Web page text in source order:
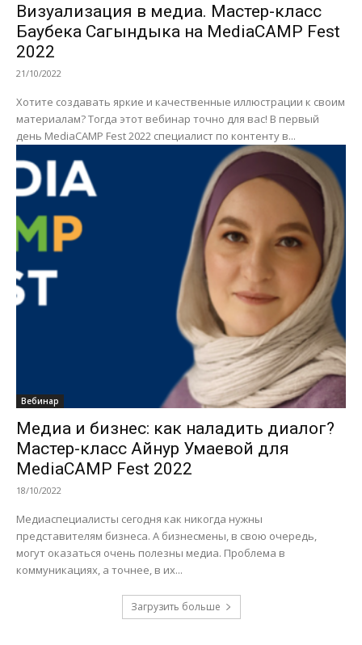
Визуализация в медиа. Мастер-класс
Баубека Сагындыка на MediaCAMP Fest
2022
21/10/2022
Хотите создавать яркие и качественные иллюстрации к своим
материалам? Тогда этот вебинар точно для вас! В первый
день MediaCAMP Fest 2022 специалист по контенту в...
Вебинар
Медиа и бизнес: как наладить диалог?
Мастер-класс Айнур Умаевой для
MediaCAMP Fest 2022
18/10/2022
Медиаспециалисты сегодня как никогда нужны
представителям бизнеса. А бизнесмены, в свою очередь,
могут оказаться очень полезны медиа. Проблема в
коммуникациях, а точнее, в их...
Загрузить больше